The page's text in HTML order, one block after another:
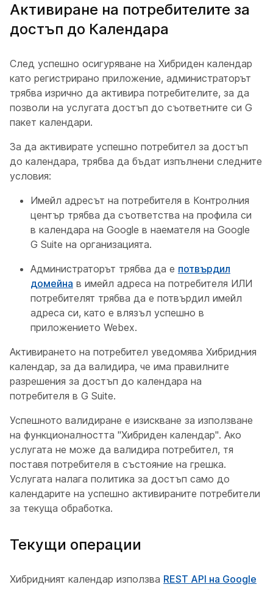
Активиране на потребителите за
достъп до Календара
След успешно осигуряване на Хибриден календар
като регистрирано приложение, администраторът
трябва изрично да активира потребителите, за да
позволи на услугата достъп до съответните си G
пакет календари.
За да активирате успешно потребител за достъп
до календара, трябва да бъдат изпълнени следните
условия:
Имейл адресът на потребителя в Контролния
център трябва да съответства на профила си
в календара на Google в наемателя на Google
G Suite на организацията.
Администраторът трябва да е потвърдил
домейна в имейл адреса на потребителя ИЛИ
потребителят трябва да е потвърдил имейл
адреса си, като е влязъл успешно в
приложението Webex.
Активирането на потребител уведомява Хибридния
календар, за да валидира, че има правилните
разрешения за достъп до календара на
потребителя в G Suite.
Успешното валидиране е изискване за използване
на функционалността "Хибриден календар". Ако
услугата не може да валидира потребител, тя
поставя потребителя в състояние на грешка.
Услугата налага политика за достъп само до
календарите на успешно активираните потребители
за текуща обработка.
Текущи операции
Хибридният календар използва REST API на Google